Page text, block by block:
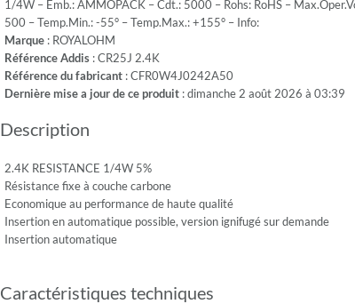
-
1/4W – Emb.: AMMOPACK – Cdt.: 5000 – Rohs: RoHS –
500 – Temp.Min.: -55° – Temp.Max.: +155° – Info:
Marque : ROYALOHM
Référence Addis : CR25J 2.4K
Référence du fabricant : CFR0W4J0242A50
Dernière mise a jour de ce produit : dimanche 2 août 2026 à 03:39
Description
2.4K RESISTANCE 1/4W 5%
Résistance fixe à couche carbone
Economique au performance de haute qualité
Insertion en automatique possible, version ignifugé sur demande
Insertion automatique
Caractéristiques techniques